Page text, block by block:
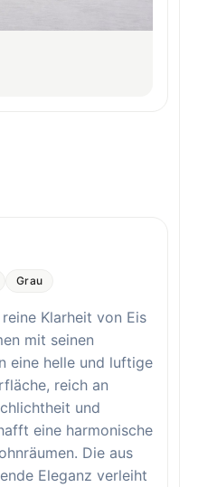
Grau
Klarheit von Eis
mit seinen
eine helle und luftige
reich an
und
eine harmonische
Die aus
Eleganz verleiht